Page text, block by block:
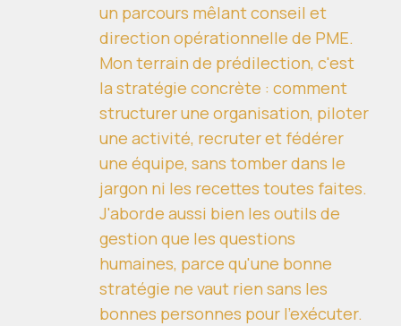
un parcours mêlant conseil et
direction opérationnelle de PME.
Mon terrain de prédilection, c'est
la stratégie concrète : comment
structurer une organisation, piloter
une activité, recruter et fédérer
une équipe, sans tomber dans le
jargon ni les recettes toutes faites.
J'aborde aussi bien les outils de
gestion que les questions
humaines, parce qu'une bonne
stratégie ne vaut rien sans les
bonnes personnes pour l'exécuter.